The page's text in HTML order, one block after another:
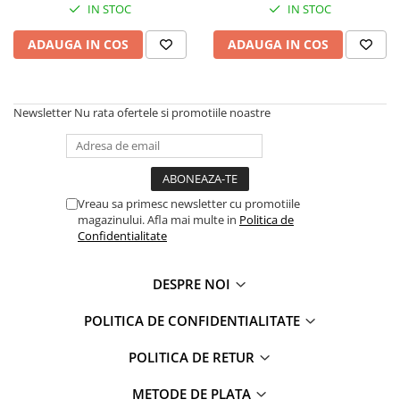
Power Players
SuperZings
Super Mario
Looney Tunes
Nightmare before Christmas
SpongeBob
Shimmer and Shine
Vaiana
LOL SURPRISE
Dora the Explorer
Jurassic World
Doc McStuffins
IN STOC
ADAUGA IN COS
IN STOC
ADAUGA IN COS
Newsletter Nu rata ofertele si promotiile noastre
Vreau sa primesc newsletter cu promotiile
magazinului. Afla mai multe in Politica de
Confidentialitate
DESPRE NOI
POLITICA DE CONFIDENTIALITATE
POLITICA DE RETUR
METODE DE PLATA